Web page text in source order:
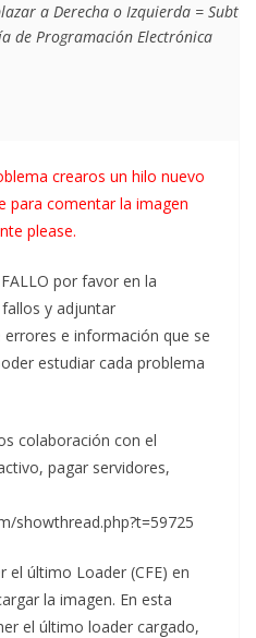
a Derecha o Izquierda =
de Programación Electrónica
crearos un hilo nuevo
para comentar la imagen
please.
por favor en la
y adjuntar
e información que se
estudiar cada problema
colaboración con el
pagar servidores,
showthread.php?t=59725
el último Loader (CFE) en
la imagen. En esta
el último loader cargado,